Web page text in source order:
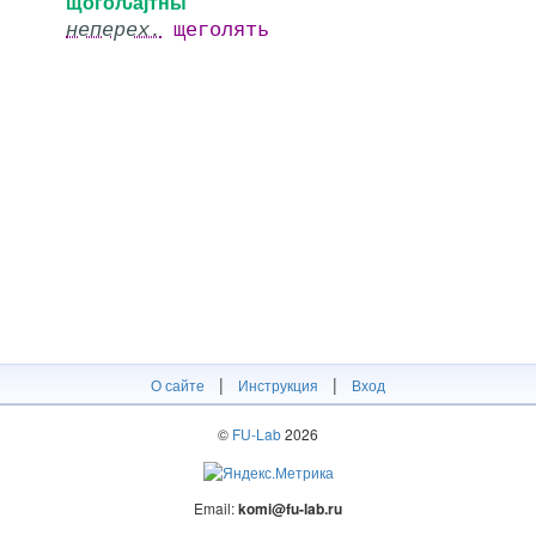
неперех. щеголять
О сайте | Инструкция | Вход
© FU-Lab2026
Email:komi@fu-lab.ru